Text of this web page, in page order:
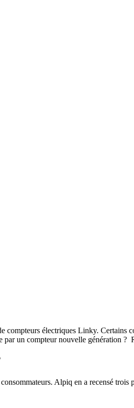
électriques Linky. Certains
un compteur nouvelle génération ?
Alpiq en a recensé trois